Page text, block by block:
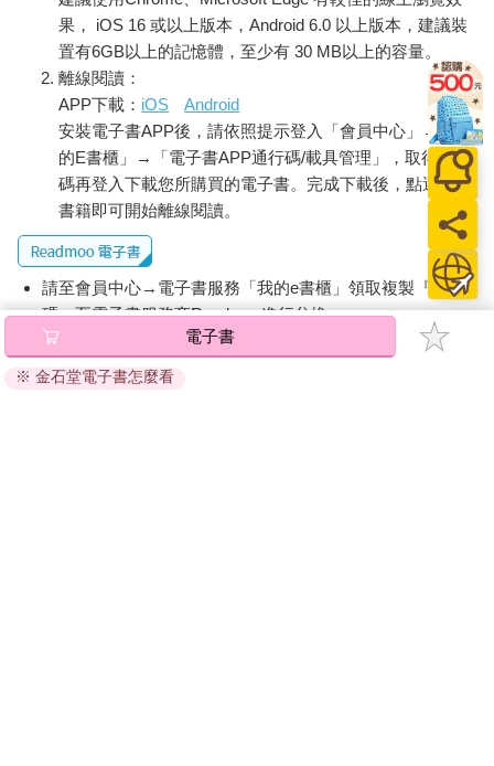
果， iOS 16 或以上版本，Android 6.0 以上版本，建議裝
置有6GB以上的記憶體，至少有 30 MB以上的容量。
離線閱讀：
APP下載： iOS
Android
安裝電子書APP後，請依照提示登入「會員中心」→「我
的E書櫃」→「電子書APP通行碼/載具管理」，取得通行
碼再登入下載您所購買的電子書。完成下載後，點選任一
書籍即可開始離線閱讀。
請至會員中心→電子書服務「我的e書櫃」領取複製『兌換
碼』至電子書服務商Readmoo進行兌換。
退換貨須知：
因版權保護，您在金石堂所購買的電子書僅能以金石堂專屬
電子書
※ 金石堂電子書怎麼看